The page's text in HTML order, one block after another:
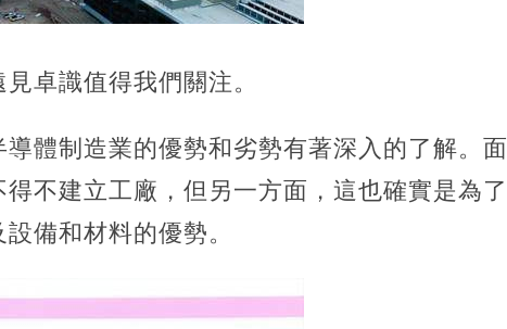
卓識值得我們關注。
體制造業的優勢和劣勢有著深入的了解。面
不建立工廠，但另一方面，這也確實是為了
備和材料的優勢。